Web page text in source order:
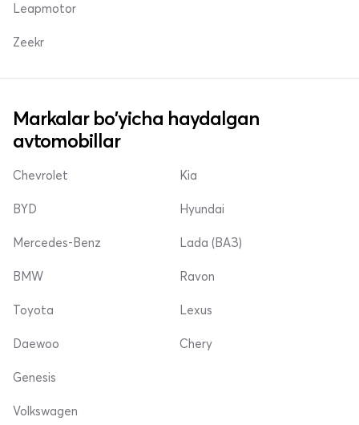
Leapmotor
Zeekr
Markalar bo'yicha haydalgan
avtomobillar
Chevrolet
BYD
Mercedes-Benz
Kia
Hyundai
Lada (ВАЗ)
BMW
Toyota
Daewoo
Ravon
Lexus
Chery
Genesis
Volkswagen